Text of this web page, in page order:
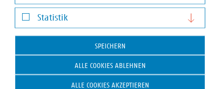
Stv. Geschäftsführer
+49 211 159243-13
kruse(at)vku(dot)de
Darstellung von YouTube-Videos
Statistik
Statistik
SPEICHERN
ALLE COOKIES ABLEHNEN
ALLE COOKIES AKZEPTIEREN